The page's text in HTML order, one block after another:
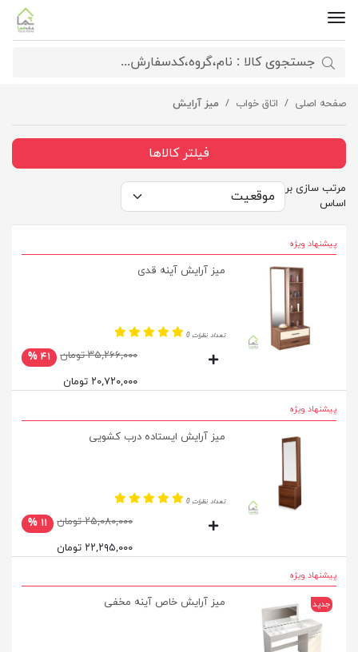
صفحه اصلی اتاق خواب میز آرایش
فیلتر کالاها
مرتب سازی بر
اساس
پیشنهاد ویژه
میز آرایش آینه قدی
تعداد نظرات 0
۳۵,۲۶۶,۰۰۰ تومان
۴۱ %
۲۰,۷۲۰,۰۰۰ تومان
پیشنهاد ویژه
میز آرایش ایستاده درب کشویی
تعداد نظرات 0
۲۵,۰۸۰,۰۰۰ تومان
۱۱ %
۲۲,۲۹۵,۰۰۰ تومان
پیشنهاد ویژه
جدید میز آرایش خاص آینه مخفی